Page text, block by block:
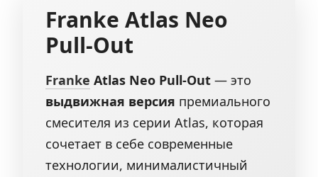
Franke Atlas Neo
Pull-Out
Franke Atlas Neo Pull-Out — это
выдвижная версия премиального
смесителя из серии Atlas, которая
сочетает в себе современные
технологии, минималистичный